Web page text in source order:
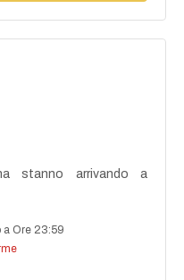
stanno arrivando a
a Ore 23:59